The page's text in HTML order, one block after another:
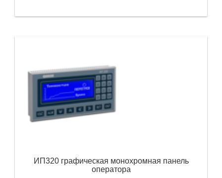
ИП320 графическая монохромная панель
оператора